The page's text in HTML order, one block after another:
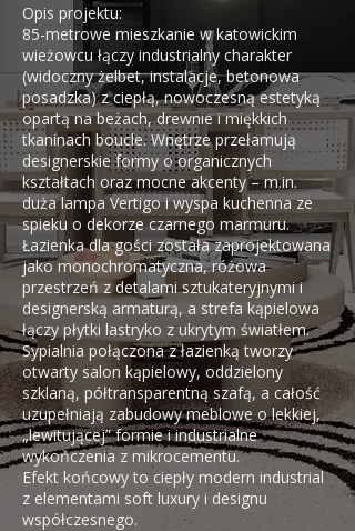
Opis projektu:
85-metrowe mieszkanie w katowickim
wieżowcu łączy industrialny charakter
(widoczny żelbet, instalacje, betonowa
posadzka) z ciepłą, nowoczesną estetyką
opartą na beżach, drewnie i miękkich
tkaninach boucle. Wnętrze przełamują
designerskie formy o organicznych
kształtach oraz mocne akcenty – m.in.
duża lampa Vertigo i wyspa kuchenna ze
spieku o dekorze czarnego marmuru.
Łazienka dla gości została zaprojektowana
jako monochromatyczna, różowa
przestrzeń z detalami sztukateryjnymi i
designerską armaturą, a strefa kąpielowa
łączy płytki lastryko z ukrytym światłem.
Sypialnia połączona z łazienką tworzy
otwarty salon kąpielowy, oddzielony
szklaną, półtransparentną szafą, a całość
uzupełniają zabudowy meblowe o lekkiej,
„lewitującej” formie i industrialne
wykończenia z mikrocementu.
Efekt końcowy to ciepły modern industrial
z elementami soft luxury i designu
współczesnego.